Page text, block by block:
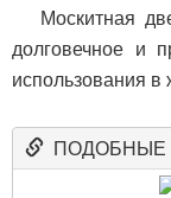
Москитная
долговечное и
использования
ПОДОБНЫЕ